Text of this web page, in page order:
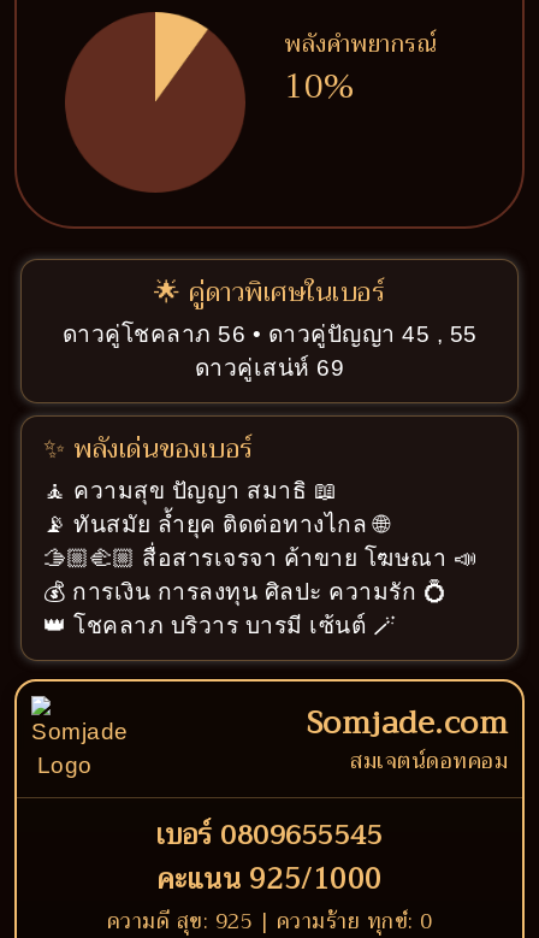
พลังคำพยากรณ์
10%
🌟 คู่ดาวพิเศษในเบอร์
ดาวคู่โชคลาภ 56 • ดาวคู่ปัญญา 45 , 55
ดาวคู่เสน่ห์ 69
✨ พลังเด่นของเบอร์
🧘 ความสุข ปัญญา สมาธิ 📖
📡 ทันสมัย ล้ำยุค ติดต่อทางไกล 🌐
🫱🏼‍🫲🏼 สื่อสารเจรจา ค้าขาย โฆษณา 📣
💰 การเงิน การลงทุน ศิลปะ ความรัก 💍
👑 โชคลาภ บริวาร บารมี เซ้นต์ 🪄
Somjade.com
สมเจตน์ดอทคอม
เบอร์ 0809655545
คะแนน 925/1000
ความดี สุข: 925 | ความร้าย ทุกข์: 0